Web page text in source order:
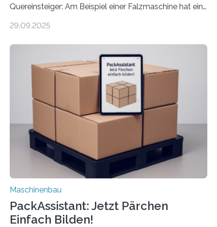
Quereinsteiger: Am Beispiel einer Falzmaschine hat ein
Mensch-Maschine-Schnittstelle so sehr vereinfacht,
Die zugrunde liegende Methodik lässt sich auf alle
anderen Maschinen übertragen. Eine Falzmaschine
umzurüsten ist ein Job für echte Profis. Eine solche
Maschine faltet in Druckereien Broschüren, Prospekte,
Landkarten und vieles mehr – mehrere Zehntausend
Exemplare pro Stunde. Je nach Maschinentyp und
Auftrag kann das Umrüsten…
29.09.2025
Maschinenbau
PackAssistant: Jetzt Pärchen
Einfach Bilden!